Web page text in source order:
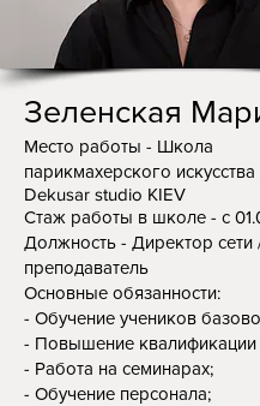
Зеленская
Место работы - Школа
парикмахерского
Dekusar studio KIEV
Стаж работы в школе - с
Должность - Директор
преподаватель
Основные обязанности:
- Обучение учеников
- Повышение квалификации
- Работа на семинарах;
- Обучение персонала;